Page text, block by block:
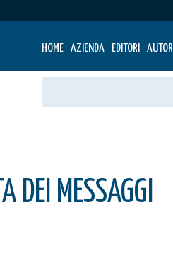
HOME AZIENDA EDITORI AUTORI
DEI MESSAGGI